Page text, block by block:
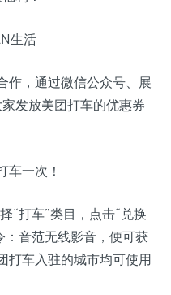
生活
作，通过微信公众号、展
发放美团打车的优惠券
车一次！
“打车”类目，点击“兑换
：音范无线影音，便可获
打车入驻的城市均可使用